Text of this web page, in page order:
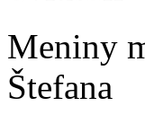
Meniny
Štefana